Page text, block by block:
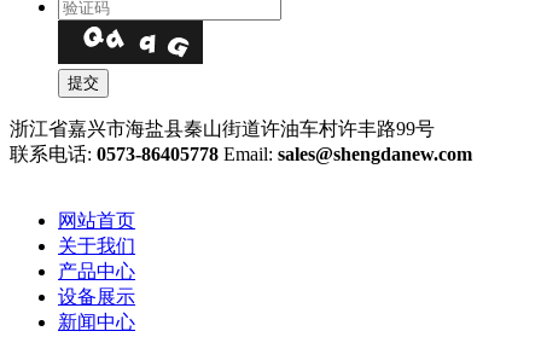
浙江省嘉兴市海盐县秦山街道许油车村许丰路99号
联系电话: 0573-86405778 Email: sales@shengdanew.com
网站首页
关于我们
产品中心
设备展示
新闻中心